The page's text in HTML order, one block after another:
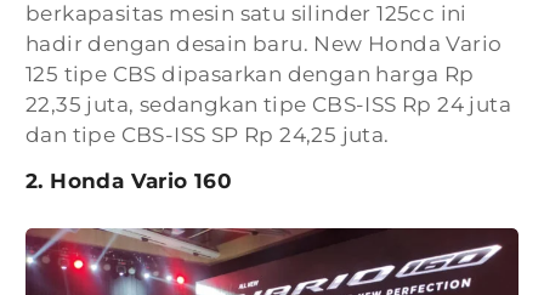
berkapasitas mesin satu silinder 125cc ini
hadir dengan desain baru. New Honda Vario
125 tipe CBS dipasarkan dengan harga Rp
22,35 juta, sedangkan tipe CBS-ISS Rp 24 juta
dan tipe CBS-ISS SP Rp 24,25 juta.
2. Honda Vario 160